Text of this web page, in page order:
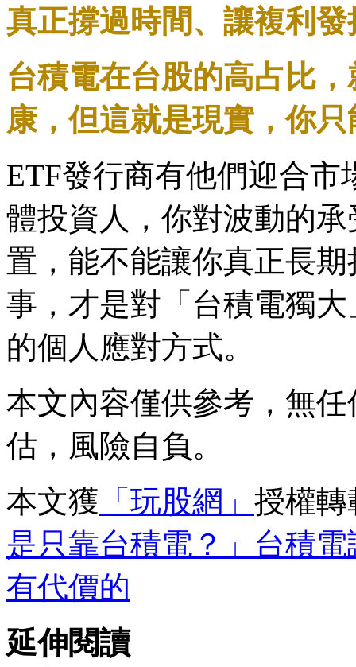
真正撐過時間、讓複利
台積電在台股的高占比
康，但這就是現實，你
ETF發行商有他們迎合
體投資人，你對波動的
置，能不能讓你真正長
事，才是對「台積電獨
的個人應對方式。
本文內容僅供參考，無
估，風險自負。
本文獲 「玩股網」 授權轉
是只靠台積電？」台積
有代價的
延伸閱讀